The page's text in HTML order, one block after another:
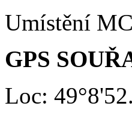
Umístění
GPS
Loc: